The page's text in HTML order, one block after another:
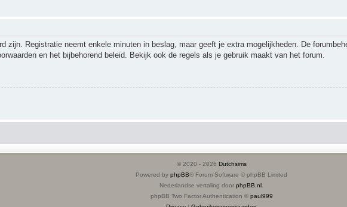
zijn. Registratie neemt enkele minuten in beslag, maar geeft je extra mogelijkheden. De
en het bijbehorend beleid. Bekijk ook de regels als je gebruik maakt van het forum.
© 2020 - 2026 Dutchsims
Powered by phpBB® Forum Software © phpBB Limited
Nederlandse vertaling door phpBB.nl
phpBB Two Factor Authentication © paul999